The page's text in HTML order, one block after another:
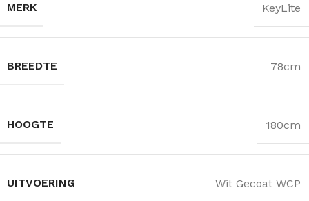
MERK KeyLite
BREEDTE 78cm
HOOGTE 180cm
UITVOERING Wit Gecoat WCP